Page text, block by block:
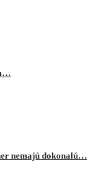
nemajú dokonalú…